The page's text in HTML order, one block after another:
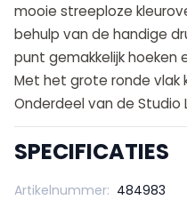
mooie streeploze
behulp van de handige
punt gemakkelijk hoeken
Met het grote ronde vlak
Onderdeel van de Studio
SPECIFICATIES
Artikelnummer: 484983